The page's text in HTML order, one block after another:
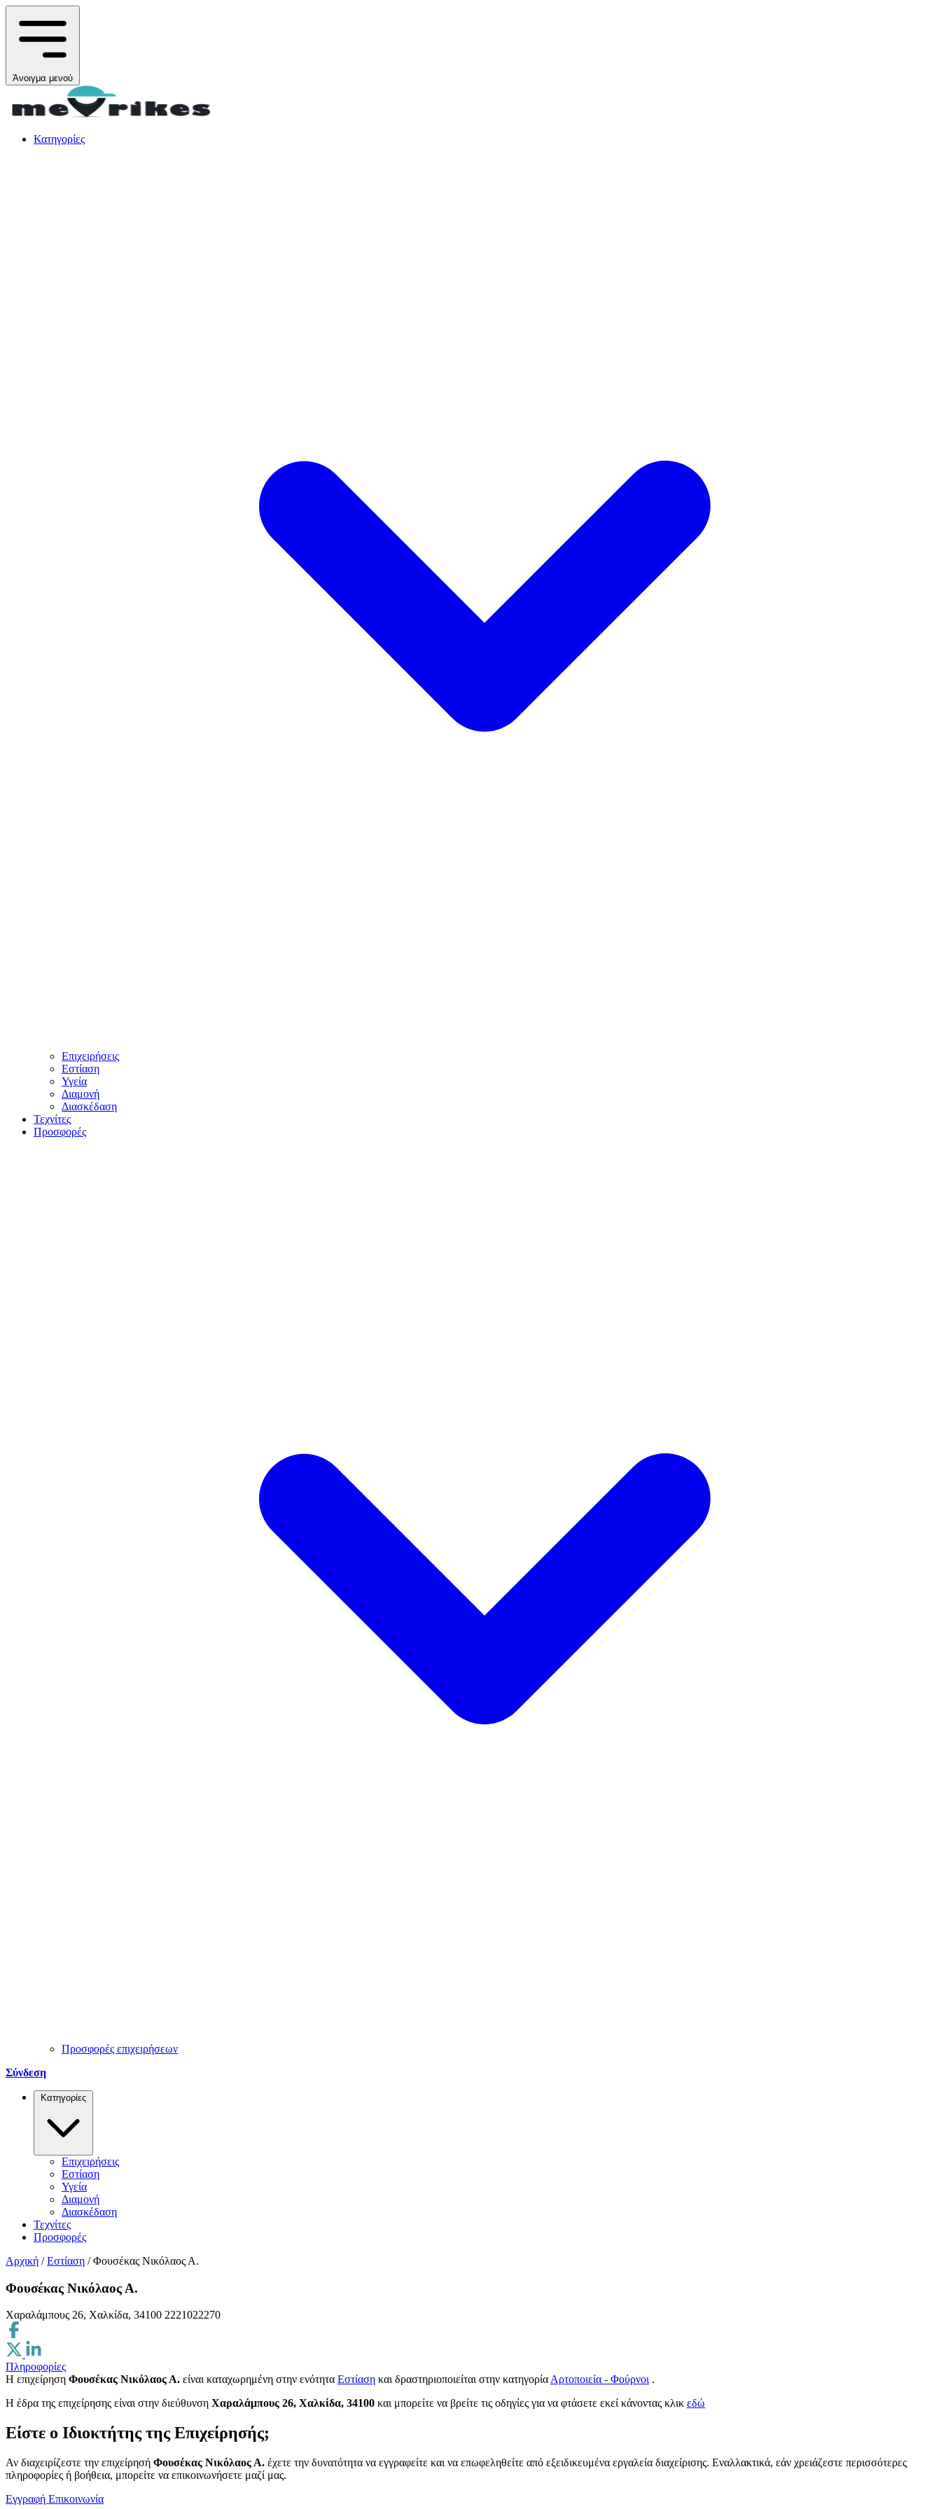
Άνοιγμα μενού
Κατηγορίες
Επιχειρήσεις
Εστίαση
Υγεία
Διαμονή
Διασκέδαση
Τεχνίτες
Προσφορές
Προσφορές επιχειρήσεων
Σύνδεση
Κατηγορίες
Επιχειρήσεις
Εστίαση
Υγεία
Διαμονή
Διασκέδαση
Τεχνίτες
Προσφορές
Αρχική / Εστίαση / Φουσέκας Νικόλαος Α.
Φουσέκας Νικόλαος Α.
Χαραλάμπους 26, Χαλκίδα, 34100 2221022270
Πληροφορίες
Η επιχείρηση Φουσέκας Νικόλαος Α. είναι καταχωρημένη στην ενότητα Εστίαση και δραστηριοποιείται στην κατηγορίαΑρτοποιεία - Φούρνοι .
H έδρα της επιχείρησης είναι στην διεύθυνση Χαραλάμπους 26, Χαλκίδα, 34100 και μπορείτε να βρείτε τις οδηγίες για να φτάσετε εκεί κάνοντας κλικ εδώ
Είστε ο Ιδιοκτήτης της Επιχείρησής;
Αν διαχειρίζεστε την επιχείρησή Φουσέκας Νικόλαος Α. έχετε την δυνατότητα να εγγραφείτε και να επωφεληθείτε από εξειδικευμένα εργαλεία διαχείρισης. Εναλλακτικά, εάν χρειάζεστε περισσότερες
πληροφορίες ή βοήθεια, μπορείτε να επικοινωνήσετε μαζί μας.
Εγγραφή Επικοινωνία